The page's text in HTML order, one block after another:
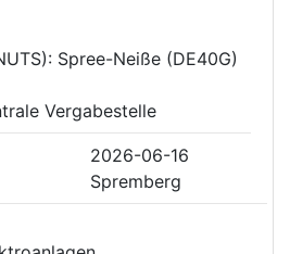
Spree-Neiße (DE40G)
Vergabestelle
2026-06-16
Spremberg